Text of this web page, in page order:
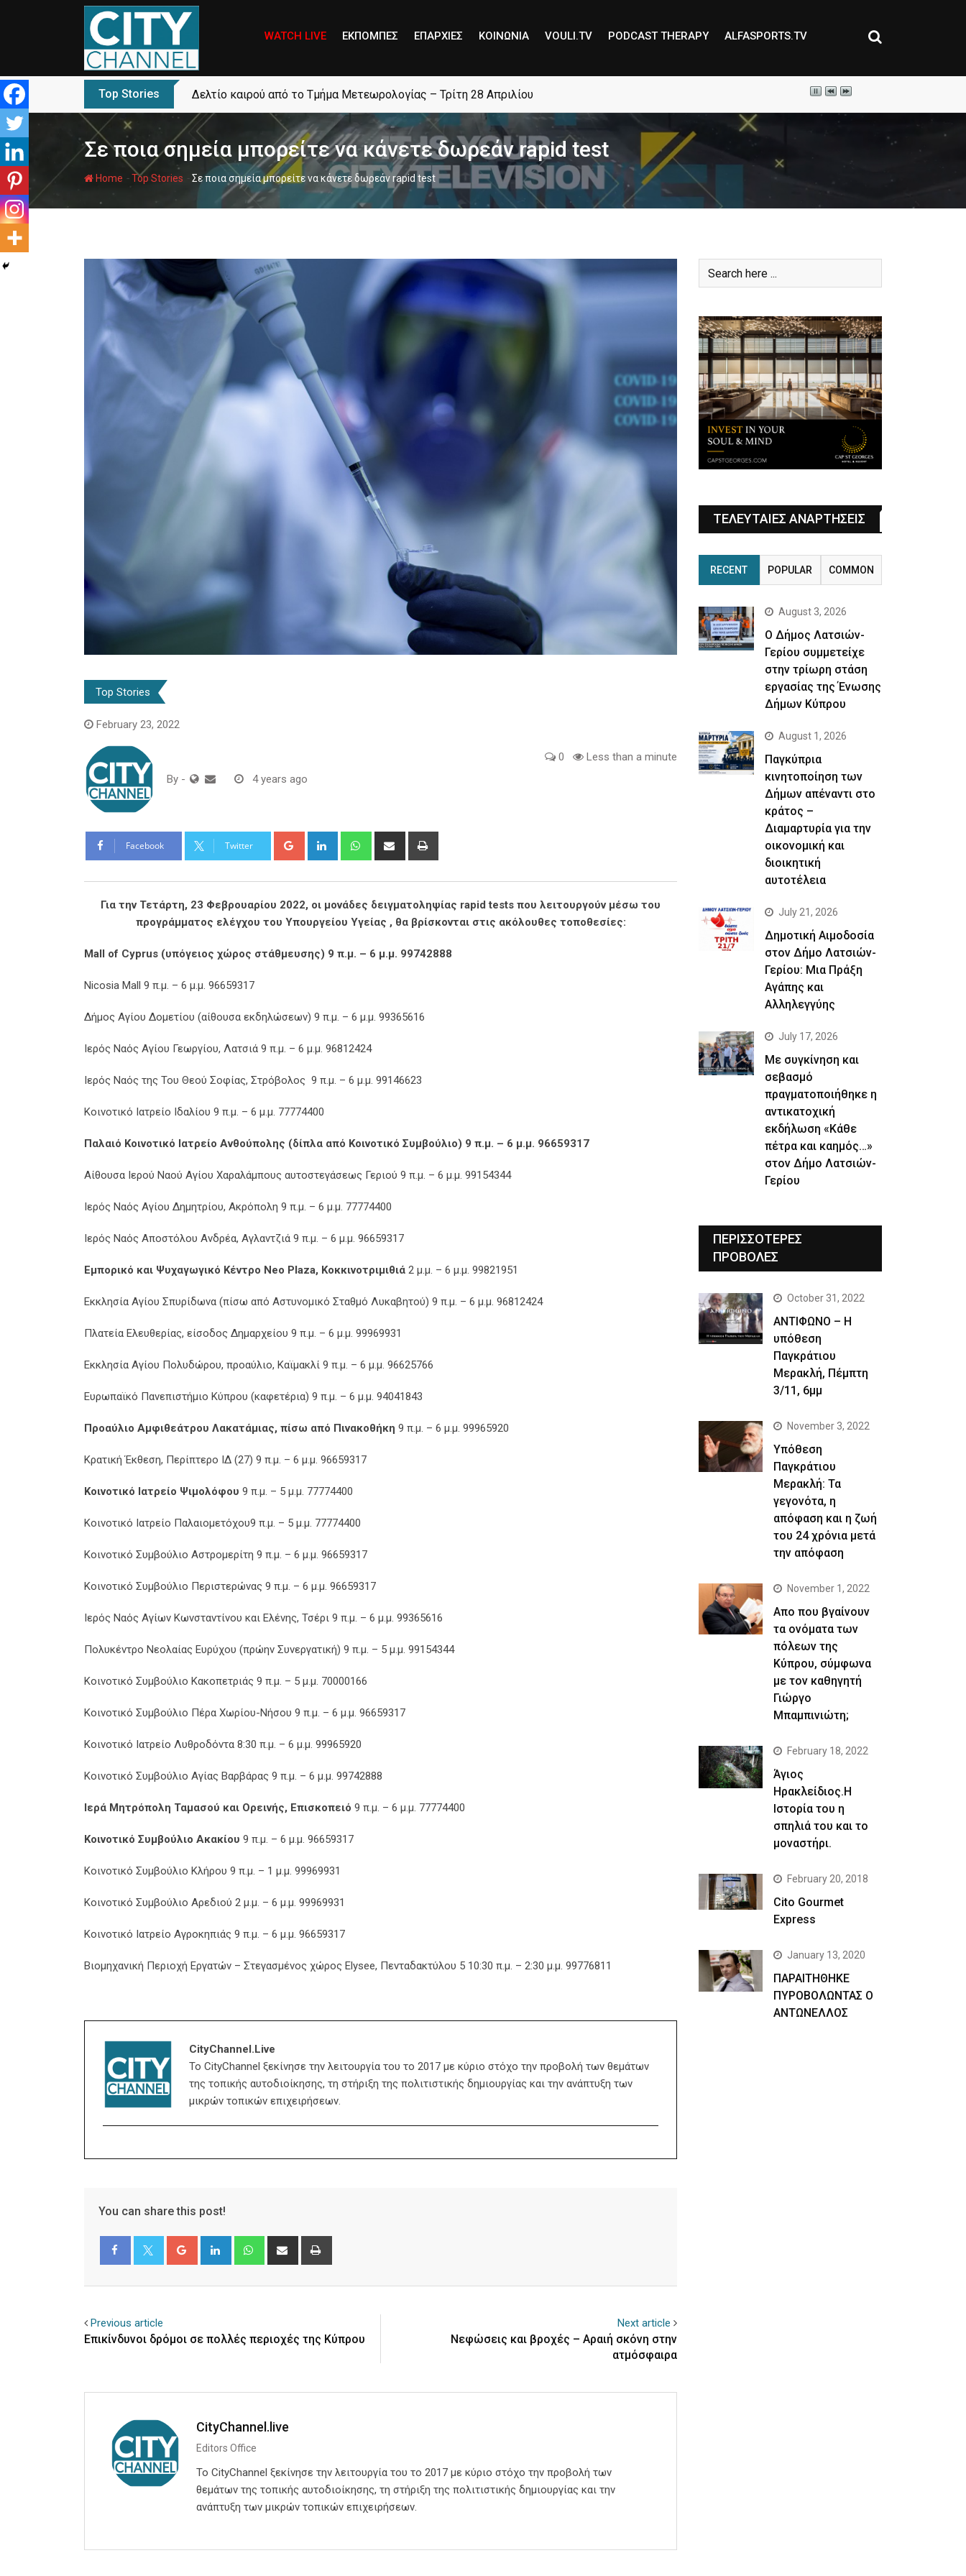
WATCH LIVE ΕΚΠΟΜΠΕΣ ΕΠΑΡΧΙΕΣ ΚΟΙΝΩΝΙΑ VOULI.TV PODCAST THERAPY ALFASPORTS.TV
Top Stories Δελτίο καιρού από το Τμήμα Μετεωρολογίας – Τρίτη 28 Απριλίου
Σε ποια σημεία μπορείτε να κάνετε δωρεάν rapid test
Home -Top Stories -Σε ποια σημεία μπορείτε να κάνετε δωρεάν rapid test
Top Stories
February 23, 2022
By - 4 years ago
0 Less than a minute
Facebook Twitter Google+ LinkedIn WhatsappShare
Για την Τετάρτη, 23 Φεβρουαρίου 2022, οι μονάδες δειγματοληψίας rapid tests που λειτουργούν μέσω του
προγράμματος ελέγχου του Υπουργείου Υγείας , θα βρίσκονται στις ακόλουθες τοποθεσίες:
Mall of Cyprus (υπόγειος χώρος στάθμευσης) 9 π.μ. – 6 μ.μ. 99742888
Nicosia Mall 9 π.μ. – 6 μ.μ. 96659317
Δήμος Αγίου Δομετίου (αίθουσα εκδηλώσεων) 9 π.μ. – 6 μ.μ. 99365616
Ιερός Ναός Αγίου Γεωργίου, Λατσιά 9 π.μ. – 6 μ.μ. 96812424
Ιερός Ναός της Του Θεού Σοφίας, Στρόβολος 9 π.μ. – 6 μ.μ. 99146623
Κοινοτικό Ιατρείο Ιδαλίου 9 π.μ. – 6 μ.μ. 77774400
Παλαιό Κοινοτικό Ιατρείο Ανθούπολης (δίπλα από Κοινοτικό Συμβούλιο) 9 π.μ. – 6 μ.μ. 96659317
Αίθουσα Ιερού Ναού Αγίου Χαραλάμπους αυτοστεγάσεως Γεριού 9 π.μ. – 6 μ.μ. 99154344
Ιερός Ναός Αγίου Δημητρίου, Ακρόπολη 9 π.μ. – 6 μ.μ. 77774400
Ιερός Ναός Αποστόλου Ανδρέα, Αγλαντζιά 9 π.μ. – 6 μ.μ. 96659317
Εμπορικό και Ψυχαγωγικό Κέντρο Neo Plaza, Κοκκινοτριμιθιά 2 μ.μ. – 6 μ.μ. 99821951
Εκκλησία Αγίου Σπυρίδωνα (πίσω από Αστυνομικό Σταθμό Λυκαβητού) 9 π.μ. – 6 μ.μ. 96812424
Πλατεία Ελευθερίας, είσοδος Δημαρχείου 9 π.μ. – 6 μ.μ. 99969931
Εκκλησία Αγίου Πολυδώρου, προαύλιο, Καϊμακλί 9 π.μ. – 6 μ.μ. 96625766
Ευρωπαϊκό Πανεπιστήμιο Κύπρου (καφετέρια) 9 π.μ. – 6 μ.μ. 94041843
Προαύλιο Αμφιθεάτρου Λακατάμιας, πίσω από Πινακοθήκη 9 π.μ. – 6 μ.μ. 99965920
Κρατική Έκθεση, Περίπτερο ΙΔ (27) 9 π.μ. – 6 μ.μ. 96659317
Κοινοτικό Ιατρείο Ψιμολόφου 9 π.μ. – 5 μ.μ. 77774400
Κοινοτικό Ιατρείο Παλαιομετόχου9 π.μ. – 5 μ.μ. 77774400
Κοινοτικό Συμβούλιο Αστρομερίτη 9 π.μ. – 6 μ.μ. 96659317
Κοινοτικό Συμβούλιο Περιστερώνας 9 π.μ. – 6 μ.μ. 96659317
Ιερός Ναός Αγίων Κωνσταντίνου και Ελένης, Τσέρι 9 π.μ. – 6 μ.μ. 99365616
Πολυκέντρο Νεολαίας Ευρύχου (πρώην Συνεργατική) 9 π.μ. – 5 μ.μ. 99154344
Κοινοτικό Συμβούλιο Κακοπετριάς 9 π.μ. – 5 μ.μ. 70000166
Κοινοτικό Συμβούλιο Πέρα Χωρίου-Νήσου 9 π.μ. – 6 μ.μ. 96659317
Κοινοτικό Ιατρείο Λυθροδόντα 8:30 π.μ. – 6 μ.μ. 99965920
Κοινοτικό Συμβούλιο Αγίας Βαρβάρας 9 π.μ. – 6 μ.μ. 99742888
Ιερά Μητρόπολη Ταμασού και Ορεινής, Επισκοπειό 9 π.μ. – 6 μ.μ. 77774400
Κοινοτικό Συμβούλιο Ακακίου 9 π.μ. – 6 μ.μ. 96659317
Κοινοτικό Συμβούλιο Κλήρου 9 π.μ. – 1 μ.μ. 99969931
Κοινοτικό Συμβούλιο Αρεδιού 2 μ.μ. – 6 μ.μ. 99969931
Κοινοτικό Ιατρείο Αγροκηπιάς 9 π.μ. – 6 μ.μ. 96659317
Βιομηχανική Περιοχή Εργατών – Στεγασμένος χώρος Elysee, Πενταδακτύλου 5 10:30 π.μ. – 2:30 μ.μ. 99776811
CityChannel.live
Το CityChannel ξεκίνησε την λειτουργία του το 2017 με κύριο στόχο την προβολή των θεμάτων
της τοπικής αυτοδιοίκησης, τη στήριξη της πολιτιστικής δημιουργίας και την ανάπτυξη των
μικρών τοπικών επιχειρήσεων.
You can share this post!
Google+ LinkedIn WhatsappShare
Previous article
Επικίνδυνοι δρόμοι σε πολλές περιοχές της Κύπρου
Next article
Νεφώσεις και βροχές – Αραιή σκόνη στην
ατμόσφαιρα
CityChannel.live
Editors Office
Το CityChannel ξεκίνησε την λειτουργία του το 2017 με κύριο στόχο την προβολή των
θεμάτων της τοπικής αυτοδιοίκησης, τη στήριξη της πολιτιστικής δημιουργίας και την
ανάπτυξη των μικρών τοπικών επιχειρήσεων.
ΤΕΛΕΥΤΑΙΕΣ ΑΝΑΡΤΗΣΕΙΣ
RECENT POPULAR COMMON
August 3, 2026
Ο Δήμος Λατσιών-
Γερίου συμμετείχε
στην τρίωρη στάση
εργασίας της Ένωσης
Δήμων Κύπρου
August 1, 2026
Παγκύπρια
κινητοποίηση των
Δήμων απέναντι στο
κράτος –
Διαμαρτυρία για την
οικονομική και
διοικητική
αυτοτέλεια
July 21, 2026
Δημοτική Αιμοδοσία
στον Δήμο Λατσιών-
Γερίου: Μια Πράξη
Αγάπης και
Αλληλεγγύης
July 17, 2026
Με συγκίνηση και
σεβασμό
πραγματοποιήθηκε η
αντικατοχική
εκδήλωση «Κάθε
πέτρα και καημός…»
στον Δήμο Λατσιών-
Γερίου
ΠΕΡΙΣΣΟΤΕΡΕΣ
ΠΡΟΒΟΛΕΣ
October 31, 2022
ΑΝΤΙΦΩΝΟ – Η
υπόθεση
Παγκράτιου
Μερακλή, Πέμπτη
3/11, 6μμ
November 3, 2022
Yπόθεση
Παγκράτιου
Μερακλή: Τα
γεγονότα, η
απόφαση και η ζωή
του 24 χρόνια μετά
την απόφαση
November 1, 2022
Απο που βγαίνουν
τα ονόματα των
πόλεων της
Κύπρου, σύμφωνα
με τον καθηγητή
Γιώργο
Μπαμπινιώτη;
February 18, 2022
Άγιος
Ηρακλείδιος.Η
Ιστορία του η
σπηλιά του και το
μοναστήρι.
February 20, 2018
Cito Gourmet
Express
January 13, 2020
ΠΑΡΑΙΤΗΘΗΚΕ
ΠΥΡΟΒΟΛΩΝΤΑΣ Ο
ΑΝΤΩΝΕΛΛΟΣ